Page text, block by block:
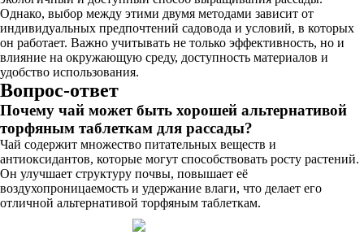
Однако, выбор между этими двумя методами зависит от
индивидуальных предпочтений садовода и условий, в которых
он работает. Важно учитывать не только эффективность, но и
влияние на окружающую среду, доступность материалов и
удобство использования.
Вопрос-ответ
Почему чай может быть хорошей альтернативой
торфяным таблеткам для рассады?
Чай содержит множество питательных веществ и
антиоксидантов, которые могут способствовать росту растений.
Он улучшает структуру почвы, повышает её
воздухопроницаемость и удержание влаги, что делает его
отличной альтернативой торфяным таблеткам.